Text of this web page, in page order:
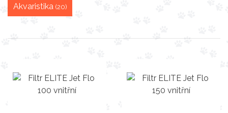
Akvaristika (20)